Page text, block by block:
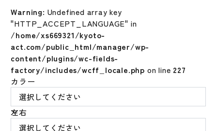
Warning: Undefined array key
"HTTP_ACCEPT_LANGUAGE" in
/home/xs669321/kyoto-
act.com/public_html/manager/wp-
content/plugins/wc-fields-
factory/includes/wcff_locale.php on line 227
カラー
左右